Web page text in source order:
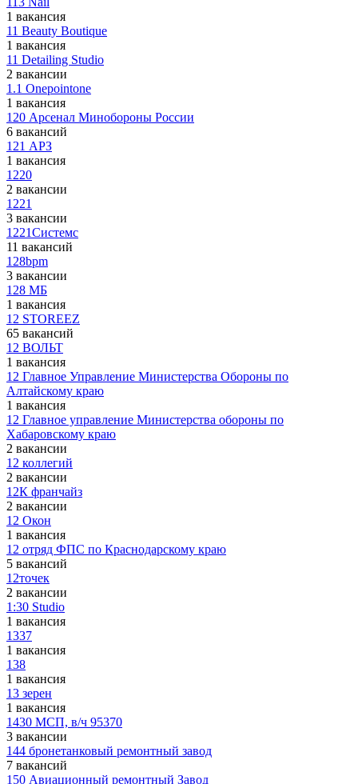
1 вакансия
11 Beauty Boutique
1 вакансия
11 Detailing Studio
2 вакансии
1.1 Onepointone
1 вакансия
120 Арсенал Минобороны России
6 вакансий
121 АРЗ
1 вакансия
1220
2 вакансии
1221
3 вакансии
1221Системс
11 вакансий
128bpm
3 вакансии
128 МБ
1 вакансия
12 STOREEZ
65 вакансий
12 ВОЛЬТ
1 вакансия
12 Главное Управление Министерства Обороны по
Алтайскому краю
1 вакансия
12 Главное управление Министерства обороны по
Хабаровскому краю
2 вакансии
12 коллегий
2 вакансии
12К франчайз
2 вакансии
12 Окон
1 вакансия
12 отряд ФПС по Краснодарскому краю
5 вакансий
12точек
2 вакансии
1:30 Studio
1 вакансия
1337
1 вакансия
138
1 вакансия
13 зерен
1 вакансия
1430 МСП, в/ч 95370
3 вакансии
144 бронетанковый ремонтный завод
7 вакансий
150 Авиационный ремонтный Завод